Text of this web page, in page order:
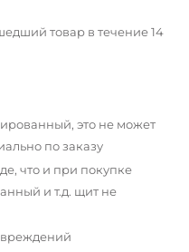
товар в течение 14
это не может
по заказу
что и при покупке
и т.д. щит не